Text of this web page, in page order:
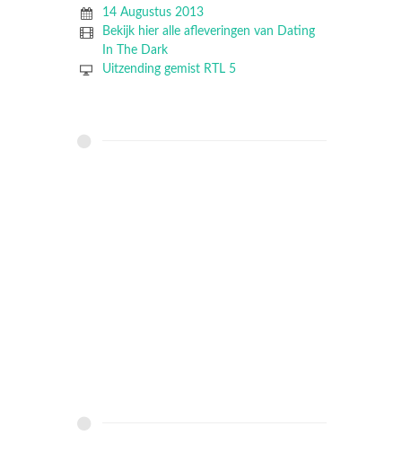
14 Augustus 2013
Bekijk hier alle afleveringen van Dating
In The Dark
Uitzending gemist RTL 5